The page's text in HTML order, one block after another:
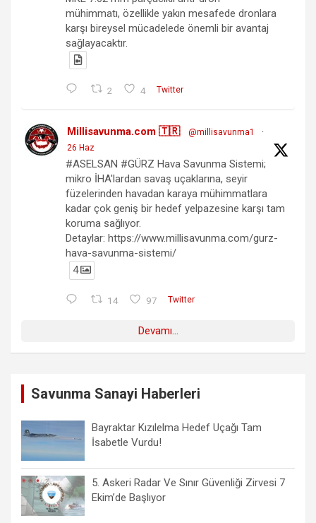
mühimmatı, özellikle yakın mesafede dronlara
karşı bireysel mücadelede önemli bir avantaj
sağlayacaktır.
2 4 Twitter
Millisavunma.com 🇹🇷 @millisavunma1
·
26 Haz
#ASELSAN #GÜRZ Hava Savunma Sistemi;
mikro İHA'lardan savaş uçaklarına, seyir
füzelerinden havadan karaya mühimmatlara
kadar çok geniş bir hedef yelpazesine karşı tam
koruma sağlıyor.
Detaylar: https://www.millisavunma.com/gurz-
hava-savunma-sistemi/
4
14 97 Twitter
Devamı...
Savunma Sanayi Haberleri
Bayraktar Kızılelma Hedef Uçağı Tam
İsabetle Vurdu!
5. Askeri Radar Ve Sınır Güvenliği Zirvesi 7
Ekim’de Başlıyor